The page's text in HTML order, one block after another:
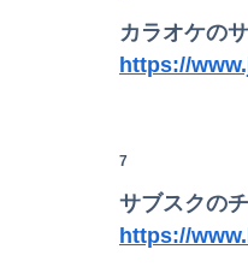
【衝撃】震
【画像】元モ
カラオケの
https://
7
サブスクの
https://